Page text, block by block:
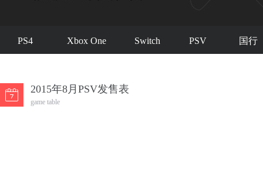
PS4 Xbox One Switch PSV 国行
2015年8月PSV发售表
game table